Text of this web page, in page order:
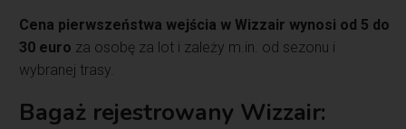
Cena pierwszeństwa wejścia w Wizzair wynosi od 5 do
30 euro za osobę za lot i zależy m.in. od sezonu i
wybranej trasy.
Bagaż rejestrowany Wizzair: